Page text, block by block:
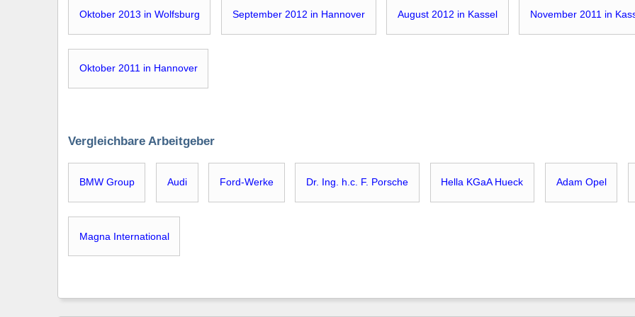
Oktober 2013 in Wolfsburg September 2012 in Hannover August 2012 in Kassel November 2011 in
Oktober 2011 in Hannover
Vergleichbare Arbeitgeber
BMW Group Audi Ford-Werke Dr. Ing. h.c. F. Porsche Hella KGaA Hueck Adam Opel
Magna International